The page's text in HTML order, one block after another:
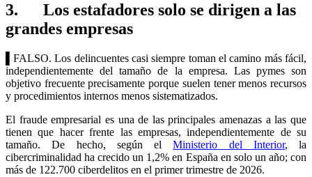
3. Los estafadores solo se dirigen a las
grandes empresas
FALSO. Los delincuentes casi siempre toman el camino más fácil,
independientemente del tamaño de la empresa. Las pymes son
objetivo frecuente precisamente porque suelen tener menos recursos
y procedimientos internos menos sistematizados.
El fraude empresarial es una de las principales amenazas a las que
tienen que hacer frente las empresas, independientemente de su
tamaño. De hecho, según elMinisterio del Interior, la
cibercriminalidad ha crecido un 1,2% en España en solo un año; con
más de 122.700 ciberdelitos en el primer trimestre de 2026.